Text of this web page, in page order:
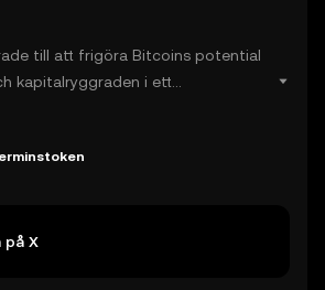
till att frigöra Bitcoins potential
kapitalryggraden i ett
på kedjan för Bitcoin via
på X